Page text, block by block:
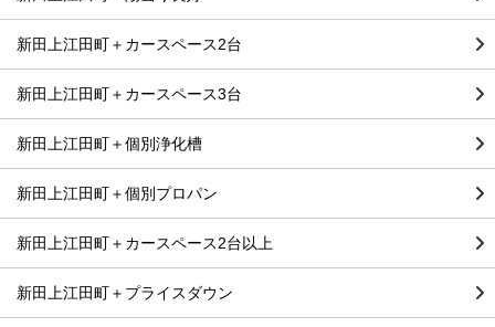
新田上江田町＋カースペース2台
新田上江田町＋カースペース3台
新田上江田町＋個別浄化槽
新田上江田町＋個別プロパン
新田上江田町＋カースペース2台以上
新田上江田町＋プライスダウン